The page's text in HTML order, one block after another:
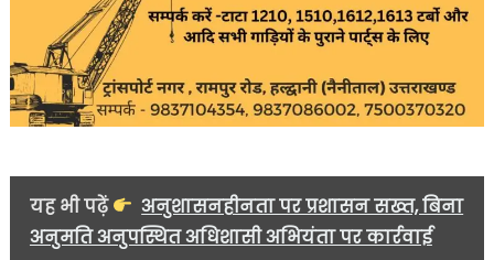
यह भी पढ़ें
अनुशासनहीनता पर प्रशासन सख्त, बिना
अनुमति अनुपस्थित अधिशासी अभियंता पर कार्रवाई